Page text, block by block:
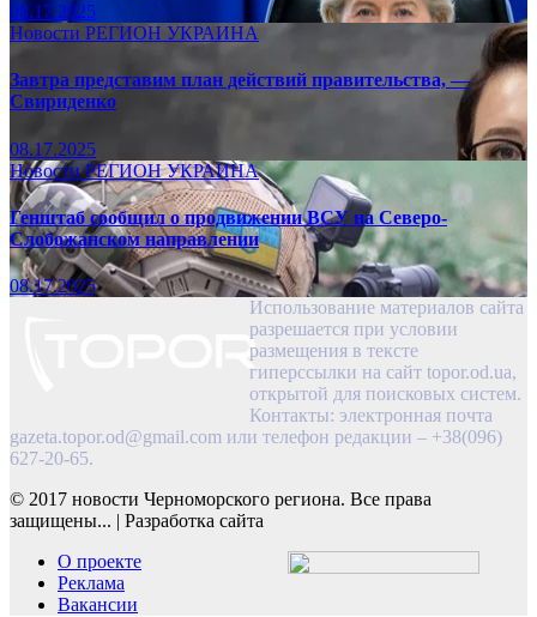
08.17.2025
Новости РЕГИОН УКРАИНА
Завтра представим план действий правительства, —
Свириденко
08.17.2025
НовостиРЕГИОНУКРАИНА
Генштаб сообщил о продвижении ВСУ на Северо-
Слобожанском направлении
08.17.2025
Использование материалов сайта
разрешается при условии
размещения в тексте
гиперссылки на сайт topor.od.ua,
открытой для поисковых систем.
Контакты: электронная почта
gazeta.topor.od@gmail.com или телефон редакции – +38(096)
627-20-65.
© 2017 новости Черноморского региона. Все права
защищены... | Разработка сайта
О проекте
Реклама
Вакансии